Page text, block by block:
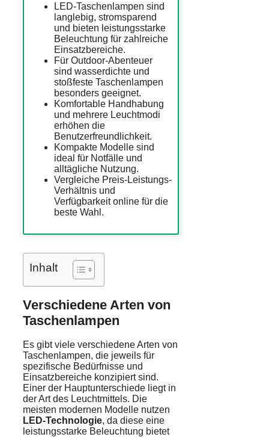
LED-Taschenlampen sind
langlebig, stromsparend
und bieten leistungsstarke
Beleuchtung für zahlreiche
Einsatzbereiche.
Für Outdoor-Abenteuer
sind wasserdichte und
stoßfeste Taschenlampen
besonders geeignet.
Komfortable Handhabung
und mehrere Leuchtmodi
erhöhen die
Benutzerfreundlichkeit.
Kompakte Modelle sind
ideal für Notfälle und
alltägliche Nutzung.
Vergleiche Preis-Leistungs-
Verhältnis und
Verfügbarkeit online für die
beste Wahl.
Inhalt
Verschiedene Arten von
Taschenlampen
Es gibt viele verschiedene Arten von
Taschenlampen, die jeweils für
spezifische Bedürfnisse und
Einsatzbereiche konzipiert sind.
Einer der Hauptunterschiede liegt in
der Art des Leuchtmittels. Die
meisten modernen Modelle nutzen
LED-Technologie, da diese eine
leistungsstarke Beleuchtung bietet